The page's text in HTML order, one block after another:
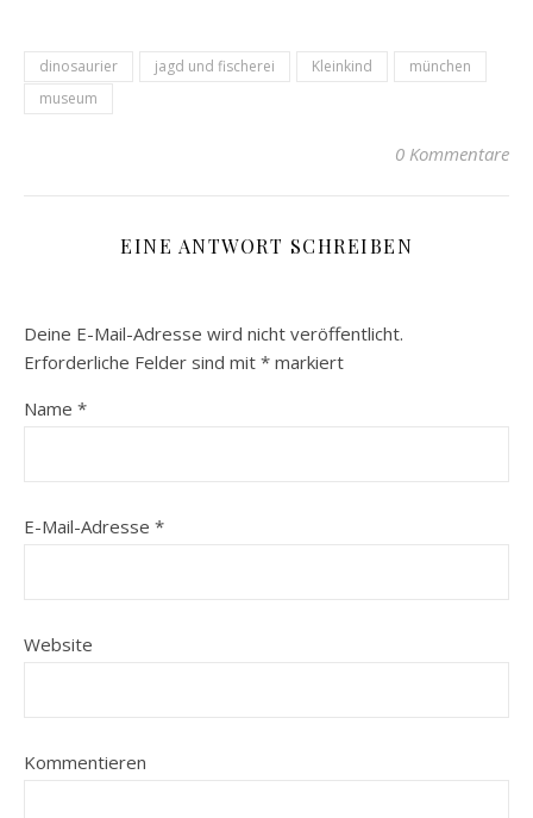
dinosaurier jagd und fischerei Kleinkind
münchen
museum
0 Kommentare
EINE ANTWORT SCHREIBEN
Deine E-Mail-Adresse wird nicht veröffentlicht.
Erforderliche Felder sind mit * markiert
Name *
E-Mail-Adresse *
Website
Kommentieren